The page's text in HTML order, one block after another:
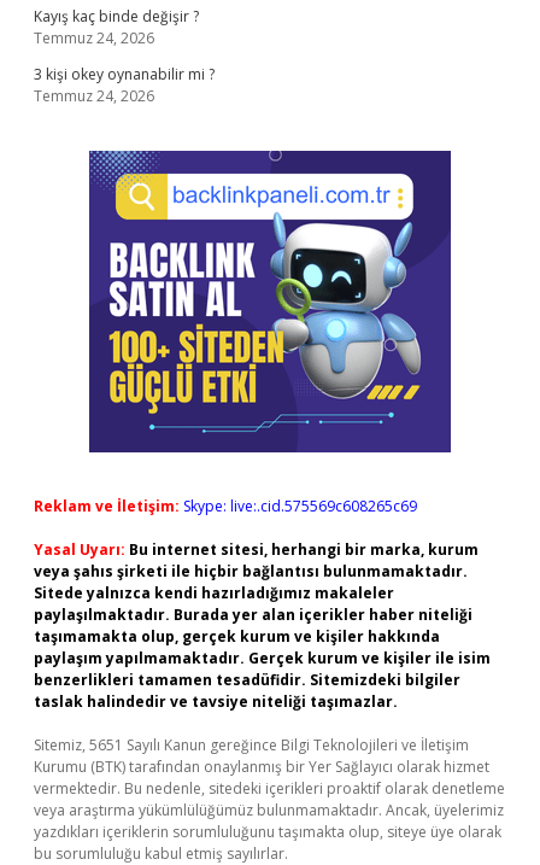
Kayış kaç binde değişir ?
Temmuz 24, 2026
3 kişi okey oynanabilir mi ?
Temmuz 24, 2026
Reklam ve İletişim: Skype: live:.cid.575569c608265c69
Yasal Uyarı: Bu internet sitesi, herhangi bir marka, kurum
veya şahıs şirketi ile hiçbir bağlantısı bulunmamaktadır.
Sitede yalnızca kendi hazırladığımız makaleler
paylaşılmaktadır. Burada yer alan içerikler haber niteliği
taşımamakta olup, gerçek kurum ve kişiler hakkında
paylaşım yapılmamaktadır. Gerçek kurum ve kişiler ile isim
benzerlikleri tamamen tesadüfidir. Sitemizdeki bilgiler
taslak halindedir ve tavsiye niteliği taşımazlar.
Sitemiz, 5651 Sayılı Kanun gereğince Bilgi Teknolojileri ve İletişim
Kurumu (BTK) tarafından onaylanmış bir Yer Sağlayıcı olarak hizmet
vermektedir. Bu nedenle, sitedeki içerikleri proaktif olarak denetleme
veya araştırma yükümlülüğümüz bulunmamaktadır. Ancak, üyelerimiz
yazdıkları içeriklerin sorumluluğunu taşımakta olup, siteye üye olarak
bu sorumluluğu kabul etmiş sayılırlar.